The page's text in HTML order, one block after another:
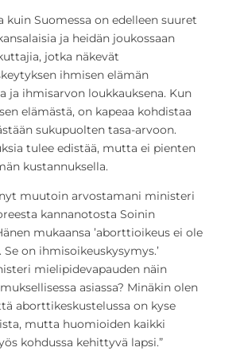
kuin Suomessa on edelleen suuret
ja heidän joukossaan
jotka näkevät
ihmisen elämän
ja ihmisarvon loukkauksena. Kun
elämästä, on kapeaa kohdistaa
sukupuolten tasa-arvoon.
tulee edistää, mutta ei pienten
kustannuksella.
muutoin arvostamani ministeri
kannanotosta Soinin
mukaansa ’aborttioikeus ei ole
on ihmisoikeuskysymys.’
mielipidevapauden näin
asiassa? Minäkin olen
aborttikeskustelussa on kyse
mutta huomioiden kaikki
kohdussa kehittyvä lapsi.”